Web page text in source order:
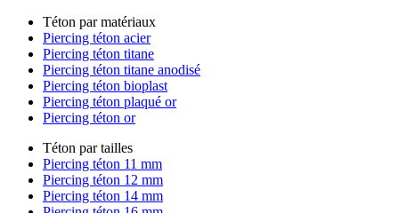
Téton par matériaux
Piercing téton acier
Piercing téton titane
Piercing téton titane anodisé
Piercing téton bioplast
Piercing téton plaqué or
Piercing téton or
Téton par tailles
Piercing téton 11 mm
Piercing téton 12 mm
Piercing téton 14 mm